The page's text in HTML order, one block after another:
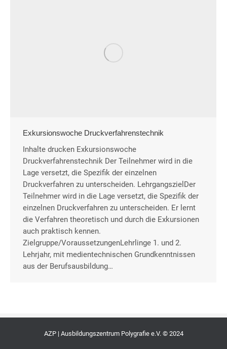
Exkursionswoche Druckverfahrenstechnik
Inhalte drucken Exkursionswoche
Druckverfahrenstechnik Der Teilnehmer wird in die
Lage versetzt, die Spezifik der einzelnen
Druckverfahren zu unterscheiden. LehrgangszielDer
Teilnehmer wird in die Lage versetzt, die Spezifik der
einzelnen Druckverfahren zu unterscheiden. Er lernt
die Verfahren theoretisch und durch die Exkursionen
auch praktisch kennen.
Zielgruppe/VoraussetzungenLehrlinge 1. und 2.
Lehrjahr, mit medientechnischen Grundkenntnissen
aus der Berufsausbildung…
AZP | Ausbildungszentrum Polygrafie e.V. © 2024